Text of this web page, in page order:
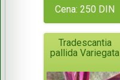
Cena: 250 DIN
Tradescantia
pallida Variegata